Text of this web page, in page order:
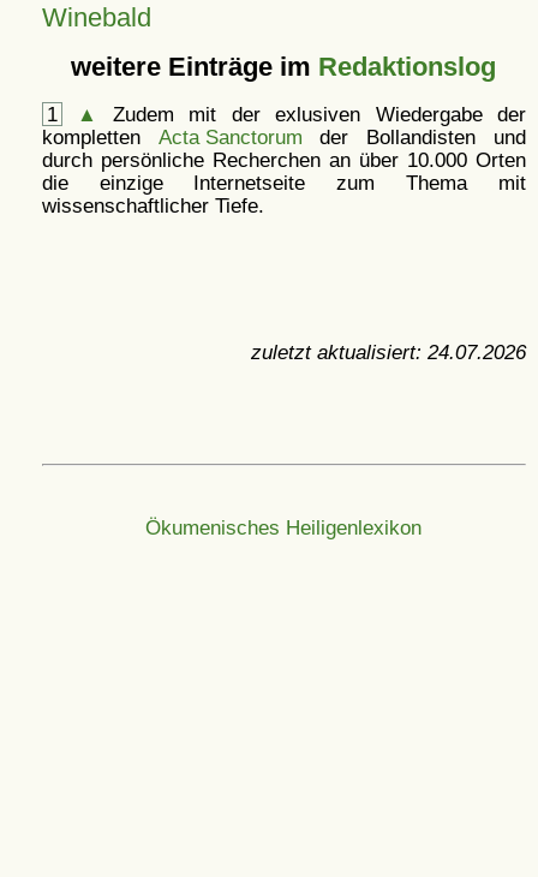
Winebald
weitere Einträge im Redaktionslog
1 ▲
Zudem mit der exlusiven Wiedergabe der
kompletten Acta Sanctorum der Bollandisten und
durch persönliche Recherchen an über 10.000 Orten
die einzige Internetseite zum Thema mit
wissenschaftlicher Tiefe.
zuletzt aktualisiert: 24.07.2026
Ökumenisches Heiligenlexikon